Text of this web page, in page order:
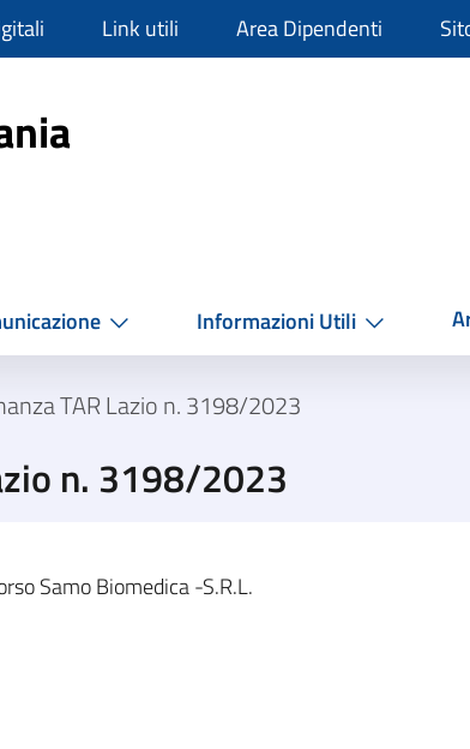
Link utili Area Dipendenti
Informazioni Utili
TAR Lazio n. 3198/2023
n. 3198/2023
Samo Biomedica -S.R.L.